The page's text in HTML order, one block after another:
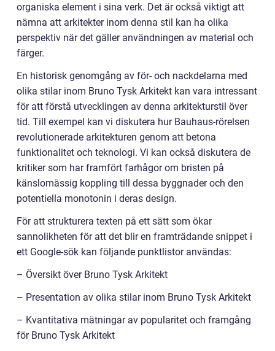
organiska element i sina verk. Det är också viktigt att
nämna att arkitekter inom denna stil kan ha olika
perspektiv när det gäller användningen av material och
färger.
En historisk genomgång av för- och nackdelarna med
olika stilar inom Bruno Tysk Arkitekt kan vara intressant
för att förstå utvecklingen av denna arkitekturstil över
tid. Till exempel kan vi diskutera hur Bauhaus-rörelsen
revolutionerade arkitekturen genom att betona
funktionalitet och teknologi. Vi kan också diskutera de
kritiker som har framfört farhågor om bristen på
känslomässig koppling till dessa byggnader och den
potentiella monotonin i deras design.
För att strukturera texten på ett sätt som ökar
sannolikheten för att det blir en framträdande snippet i
ett Google-sök kan följande punktlistor användas:
– Översikt över Bruno Tysk Arkitekt
– Presentation av olika stilar inom Bruno Tysk Arkitekt
– Kvantitativa mätningar av popularitet och framgång
för Bruno Tysk Arkitekt